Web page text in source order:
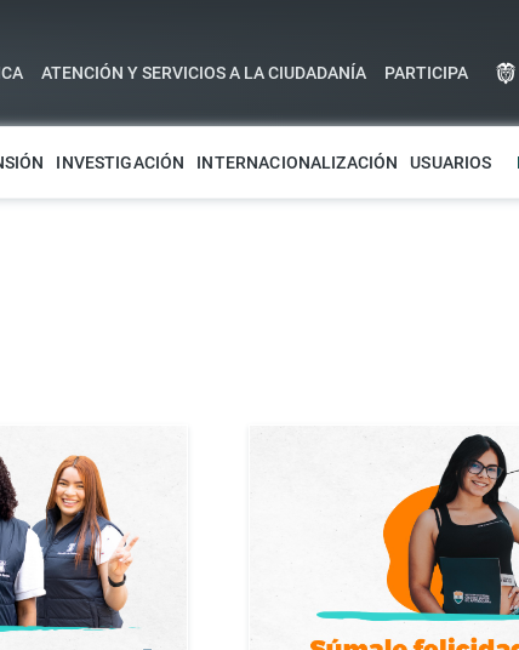
ATENCIÓN Y SERVICIOS A LA CIUDADANÍA PARTICIPA
INVESTIGACIÓN INTERNACIONALIZACIÓN USUARIOS